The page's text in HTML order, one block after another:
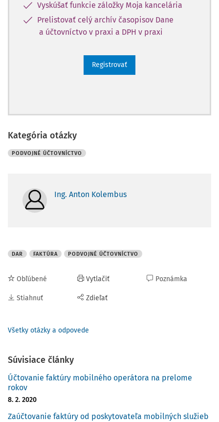
Vyskúšať funkcie záložky Moja kancelária
Prelistovať celý archív časopisov Dane
a účtovníctvo v praxi a DPH v praxi
Registrovať
Kategória otázky
PODVOJNÉ ÚČTOVNÍCTVO
Ing. Anton Kolembus
DAR FAKTÚRA PODVOJNÉ ÚČTOVNÍCTVO
Obľúbené
Stiahnuť
Vytlačiť
Zdieľať
Poznámka
Všetky otázky a odpovede
Súvisiace články
Účtovanie faktúry mobilného operátora na prelome
rokov
8. 2. 2020
Zaúčtovanie faktúry od poskytovateľa mobilných služieb